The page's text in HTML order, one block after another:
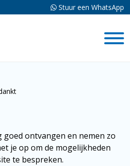
Stuur een WhatsApp
goed ontvangen en nemen zo
je op om de mogelijkheden
te bespreken.